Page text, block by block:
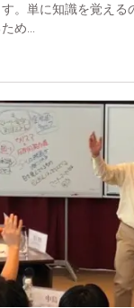
。単に知識を覚える
め...